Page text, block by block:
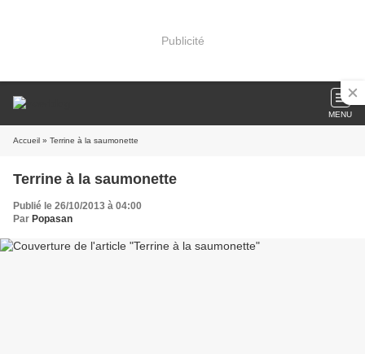
Publicité
MENU
Accueil » Terrine à la saumonette
Terrine à la saumonette
Publié le 26/10/2013 à 04:00
Par Popasan